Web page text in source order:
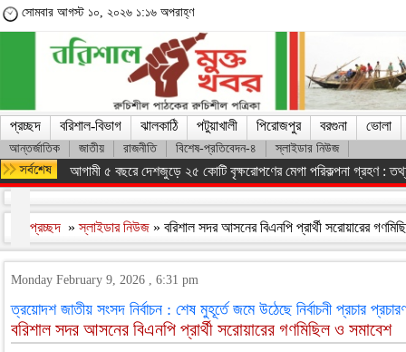
সোমবার আগস্ট ১০, ২০২৬ ১:১৬ অপরাহ্ণ
প্রচ্ছদ বরিশাল-বিভাগ ঝালকাঠি পটুয়াখালী পিরোজপুর বরগুনা ভোলা
আন্তর্জাতিক জাতীয় রাজনীতি বিশেষ-প্রতিবেদন-৪ স্লাইডার নিউজ
আগামী ৫ বছরে দেশজুড়ে ২৫ কোটি বৃক্ষরোপণের মেগা পরিকল্পনা গ্রহণ :
প্রচ্ছদ »স্লাইডার নিউজ » বরিশাল সদর আসনের বিএনপি প্রার্থী সরোয়ারের
Monday February 9, 2026 , 6:31 pm
ত্রয়োদশ জাতীয় সংসদ নির্বাচন : শেষ মুহূর্তে জমে উঠেছে নির্বাচনী প্রচার
বরিশাল সদর আসনের বিএনপি প্রার্থী সরোয়ারের গণমিছিল ও সমাবেশ